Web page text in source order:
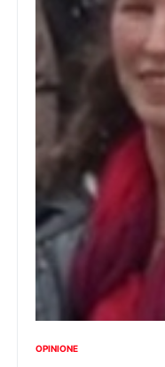
OPINIONE